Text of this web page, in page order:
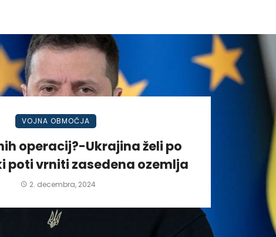
VOJNA OBMOČJA
operacij?-Ukrajina želi po
poti vrniti zasedena ozemlja
2. decembra, 2024